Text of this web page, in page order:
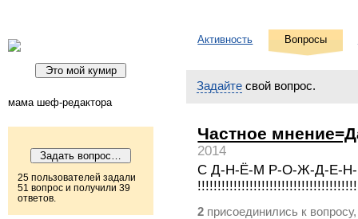
мама шеф-редактора
25 пользователей задали
51 вопрос и получили 39
ответов.
Активность Вопросы
Задайте свой вопрос.
Частное
2014
С Д-Н-Ё-М Р-О-Ж-Д-Е-
2 присоединились к